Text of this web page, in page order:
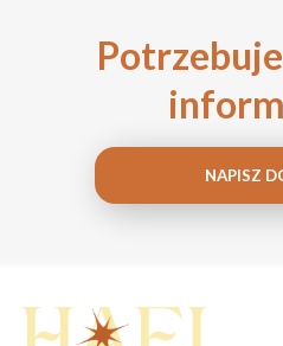
NAPISZ